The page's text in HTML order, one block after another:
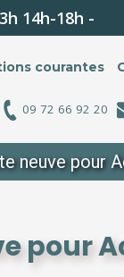
14h-18h -
courantes
09 72 66 92 20
neuve pour
pour